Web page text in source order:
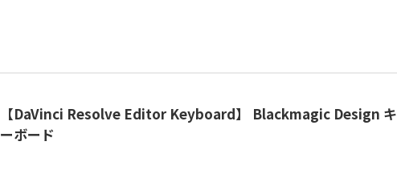
【DaVinci Resolve Editor Keyboard】 Blackmagic Design キ
ーボード